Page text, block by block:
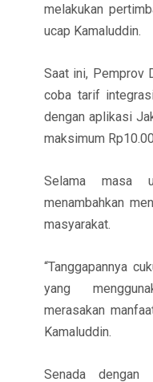
melakukan
ucap Kamaluddin.
Saat ini, Pemprov
coba tarif
dengan aplikasi
maksimum
Selama masa
menambahkan
masyarakat.
“Tanggapannya
yang
merasakan
Kamaluddin.
Senada dengan